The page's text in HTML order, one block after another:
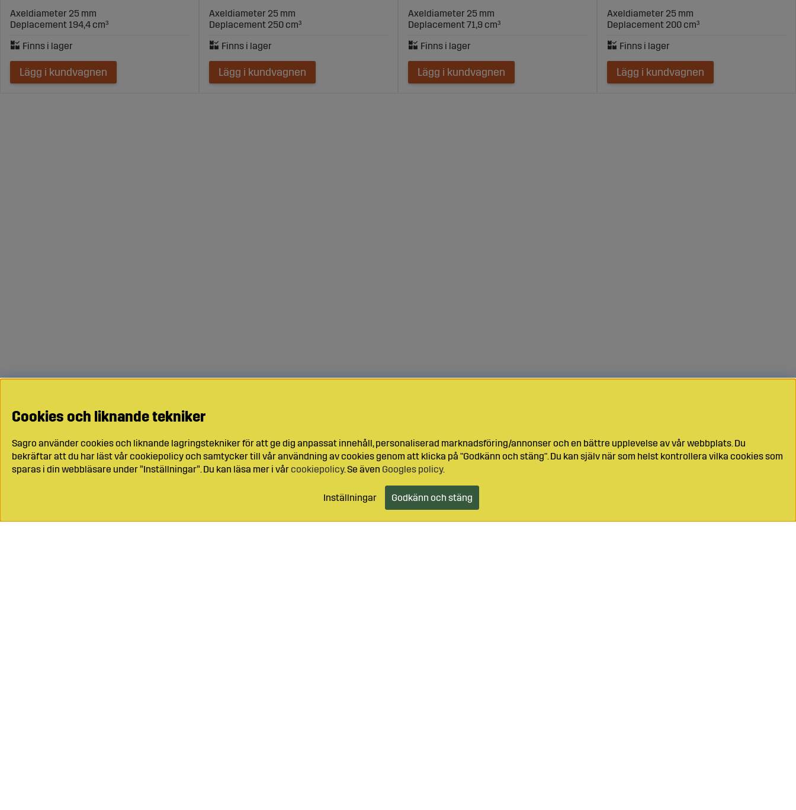
Axeldiameter 25 mm
Deplacement 194,4 cm³
Lägg i kundvagnen
Axeldiameter 25 mm
Deplacement 250 cm³
Lägg i kundvagnen
Axeldiameter 25 mm
Deplacement 71,9 cm³
Lägg i kundvagnen
Axeldiameter 25 mm
Deplacement 200 cm³
Lägg i kundvagnen
Cookies och liknande tekniker
Sagro använder cookies och liknande lagringstekniker för att ge dig anpassat innehåll, personaliserad marknadsföring/annonser och en bättre upplevelse av vår webbplats. Du
bekräftar att du har läst vår cookiepolicy och samtycker till vår användning av cookies genom att klicka på "Godkänn och stäng". Du kan själv när som helst kontrollera vilka cookies som
sparas i din webbläsare under ”Inställningar”. Du kan läsa mer i vårcookiepolicy. Se även Googles policy.
Inställningar Godkänn och stäng